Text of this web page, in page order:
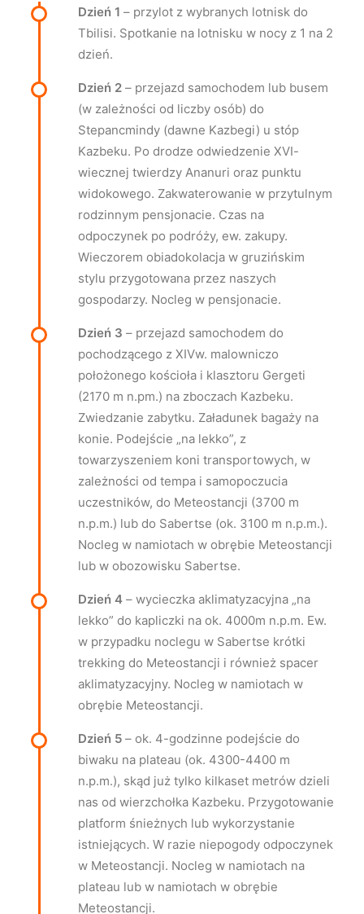
Dzień 1 – przylot z wybranych lotnisk do
Tbilisi. Spotkanie na lotnisku w nocy z 1 na 2
dzień.
Dzień 2 – przejazd samochodem lub busem
(w zależności od liczby osób) do
Stepancmindy (dawne Kazbegi) u stóp
Kazbeku. Po drodze odwiedzenie XVI-
wiecznej twierdzy Ananuri oraz punktu
widokowego. Zakwaterowanie w przytulnym
rodzinnym pensjonacie. Czas na
odpoczynek po podróży, ew. zakupy.
Wieczorem obiadokolacja w gruzińskim
stylu przygotowana przez naszych
gospodarzy. Nocleg w pensjonacie.
Dzień 3 – przejazd samochodem do
pochodzącego z XIVw. malowniczo
położonego kościoła i klasztoru Gergeti
(2170 m n.pm.) na zboczach Kazbeku.
Zwiedzanie zabytku. Załadunek bagaży na
konie. Podejście „na lekko”, z
towarzyszeniem koni transportowych, w
zależności od tempa i samopoczucia
uczestników, do Meteostancji (3700 m
n.p.m.) lub do Sabertse (ok. 3100 m n.p.m.).
Nocleg w namiotach w obrębie Meteostancji
lub w obozowisku Sabertse.
Dzień 4 – wycieczka aklimatyzacyjna „na
lekko” do kapliczki na ok. 4000m n.p.m. Ew.
w przypadku noclegu w Sabertse krótki
trekking do Meteostancji i również spacer
aklimatyzacyjny. Nocleg w namiotach w
obrębie Meteostancji.
Dzień 5 – ok. 4-godzinne podejście do
biwaku na plateau (ok. 4300-4400 m
n.p.m.), skąd już tylko kilkaset metrów dzieli
nas od wierzchołka Kazbeku. Przygotowanie
platform śnieżnych lub wykorzystanie
istniejących. W razie niepogody odpoczynek
w Meteostancji. Nocleg w namiotach na
plateau lub w namiotach w obrębie
Meteostancji.